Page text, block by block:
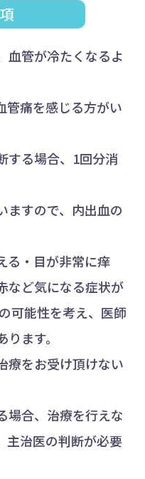
血管が冷たくなるよ
管痛を感じる方がい
する場合、1回分消
ますので、内出血の
る・目が非常に痒
など気になる症状が
可能性を考え、医師
ます。
療をお受け頂けない
場合、治療を行えな
主治医の判断が必要